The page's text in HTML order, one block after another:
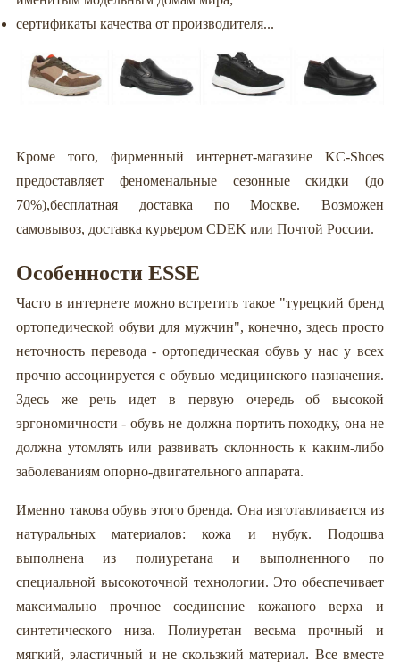
сертификаты качества от производителя...
Кроме того, фирменный интернет-магазине KC-Shoes
предоставляет феноменальные сезонные скидки (до
70%),бесплатная доставка по Москве. Возможен
самовывоз, доставка курьером CDEK или Почтой России.
Особенности ESSE
Часто в интернете можно встретить такое "турецкий бренд
ортопедической обуви для мужчин", конечно, здесь просто
неточность перевода - ортопедическая обувь у нас у всех
прочно ассоциируется с обувью медицинского назначения.
Здесь же речь идет в первую очередь об высокой
эргономичности - обувь не должна портить походку, она не
должна утомлять или развивать склонность к каким-либо
заболеваниям опорно-двигательного аппарата.
Именно такова обувь этого бренда. Она изготавливается из
натуральных материалов: кожа и нубук. Подошва
выполнена из полиуретана и выполненного по
специальной высокоточной технологии. Это обеспечивает
максимально прочное соединение кожаного верха и
синтетического низа. Полиуретан весьма прочный и
мягкий, эластичный и не скользкий материал. Все вместе